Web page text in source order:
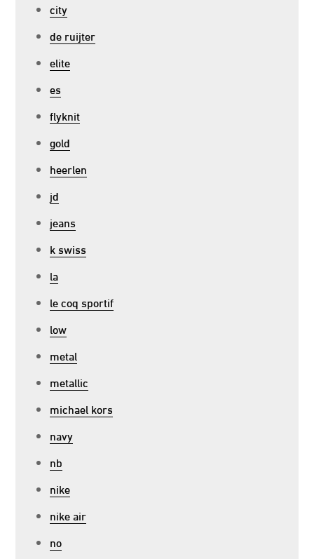
city
de ruijter
elite
es
flyknit
gold
heerlen
jd
jeans
k swiss
la
le coq sportif
low
metal
metallic
michael kors
navy
nb
nike
nike air
no